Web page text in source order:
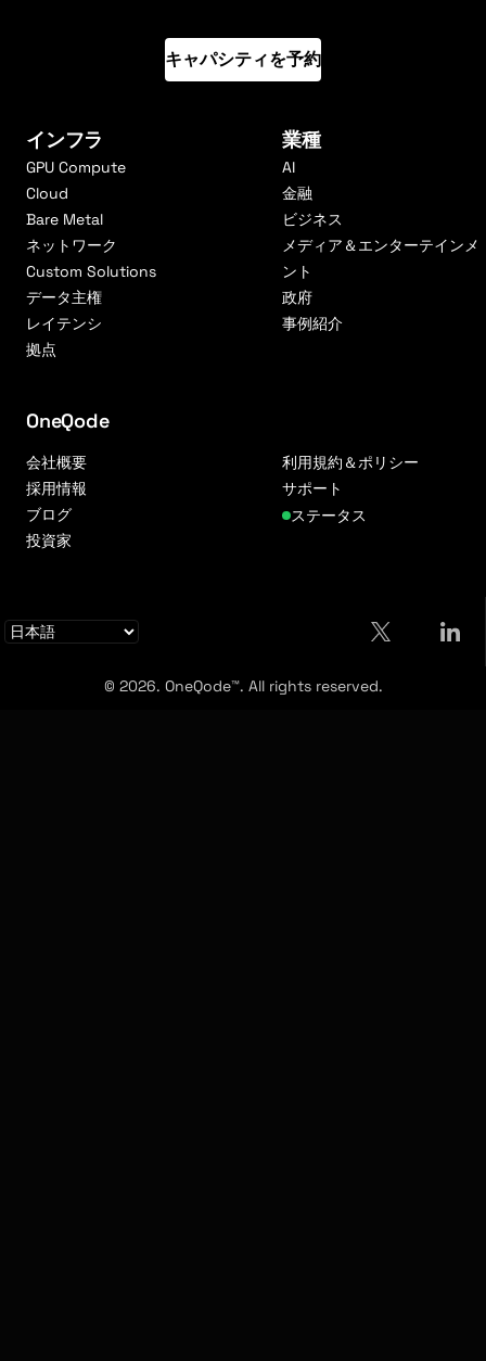
キャパシティを予約
インフラ
GPU Compute
Cloud
Bare Metal
ネットワーク
Custom Solutions
データ主権
レイテンシ
拠点
業種
AI
金融
ビジネス
メディア＆エンターテインメ
ント
政府
事例紹介
OneQode
会社概要
採用情報
ブログ
投資家
利用規約＆ポリシー
サポート
ステータス
© 2026. OneQode™. All rights reserved.